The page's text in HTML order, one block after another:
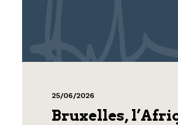
25/06/2026
Bruxelles,